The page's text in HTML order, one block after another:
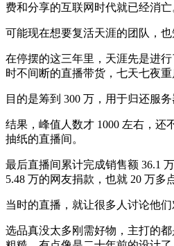
费和分享的互联网时代就已经消亡
可能现在想要复活天涯的团队，也
在停摆的这三年里，天涯先是进
时不间断的直播带货，七天七夜重
目的是筹到 300 万，用于归还服务
结果，峰值人数才 1000 左右，还
抽纸的直播间。
最后直播间累计完成销售额 36.1
5.48 万的网友捐款，也就 20 万多
当时的直播，就让很多人讨论他们
选品真没太多刚需好物，主打的